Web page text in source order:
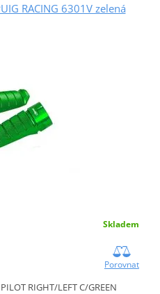
RACING 6301V zelená
Skladem
Porovnat
RIGHT/LEFT C/GREEN